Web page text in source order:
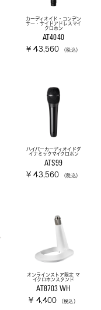
カーディオイド・コンデン
サー・サイドアドレスマイ
クロホン
AT4040
¥ 43,560 （税込）
ハイパーカーディオイドダ
イナミックマイクロホン
ATS99
¥ 43,560 （税込）
オンラインストア限定 マ
イクロホンスタンド
AT8703 WH
¥ 4,400 （税込）